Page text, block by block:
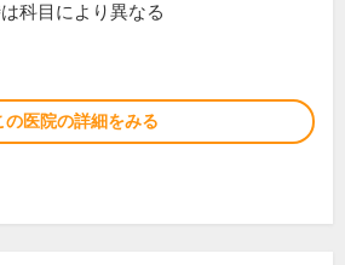
科目により異なる
の医院の詳細をみる